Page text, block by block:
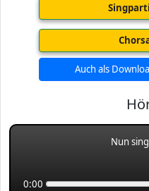
Auch als
Nun
0:00